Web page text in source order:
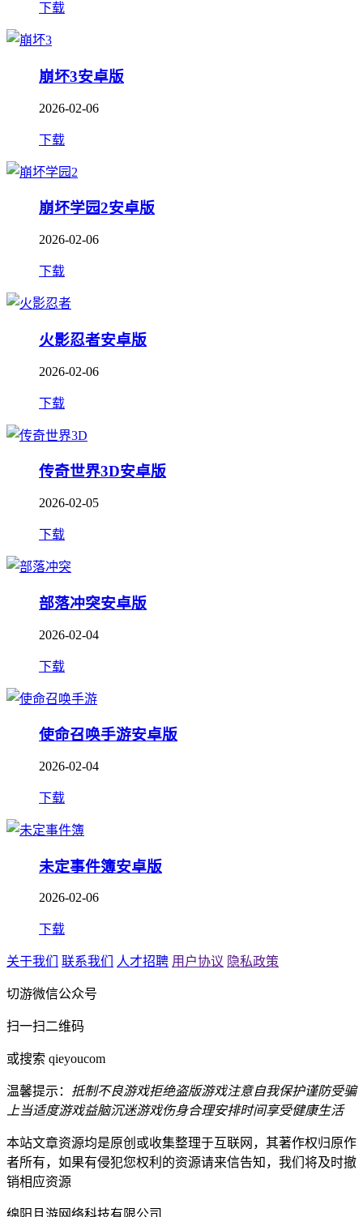
下载
崩坏3安卓版
2026-02-06
下载
崩坏学园2安卓版
2026-02-06
下载
火影忍者安卓版
2026-02-06
下载
传奇世界3D安卓版
2026-02-05
下载
部落冲突安卓版
2026-02-04
下载
使命召唤手游安卓版
2026-02-04
下载
未定事件簿安卓版
2026-02-06
下载
关于我们 联系我们 人才招聘 用户协议 隐私政策
切游微信公众号
扫一扫二维码
或搜索 qieyoucom
温馨提示： 抵制不良游戏拒绝盗版游戏注意自我保护谨防受骗
上当适度游戏益脑沉迷游戏伤身合理安排时间享受健康生活
本站文章资源均是原创或收集整理于互联网，其著作权归原作
者所有，如果有侵犯您权利的资源请来信告知，我们将及时撤
销相应资源